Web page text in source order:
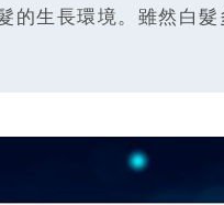
生長環境。雖然白